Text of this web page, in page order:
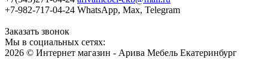
+7-982-717-04-24 WhatsApp, Max, Telegram
Заказать звонок
Мы в социальных сетях:
2026 © Интернет магазин - Арива Мебель Екатеринбург